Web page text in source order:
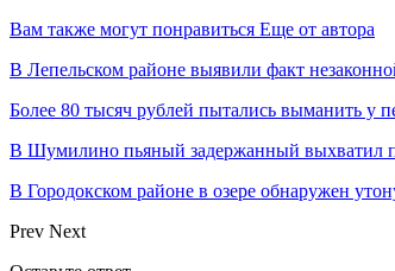
Вам также могут понравиться Еще от автора
В Лепельском районе выявили факт
Более 80 тысяч рублей пытались выманить у
В Шумилино пьяный задержанный выхватил
В Городокском районе в озере обнаружен
Prev Next